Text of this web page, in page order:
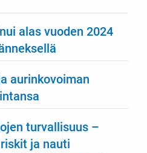
alas vuoden 2024
aurinkovoiman
turvallisuus –
ja nauti